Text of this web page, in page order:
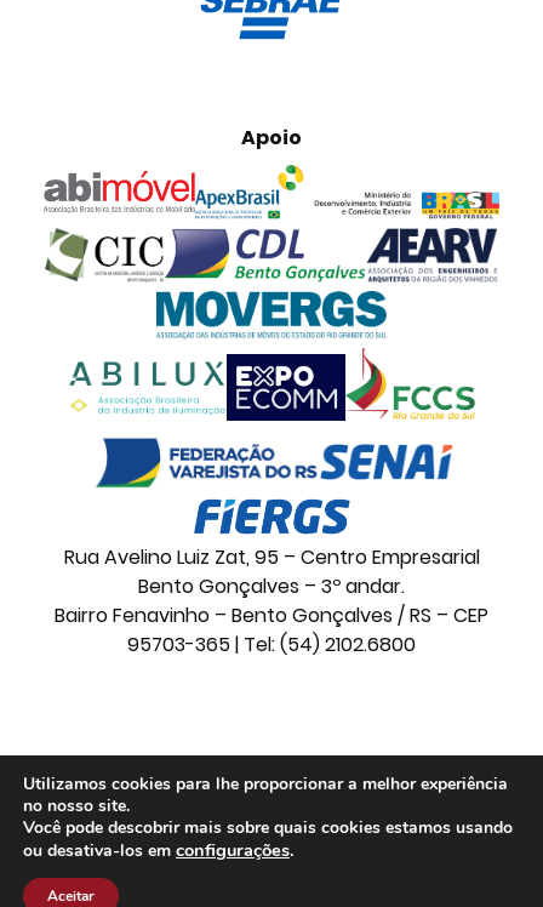
Apoio
Rua Avelino Luiz Zat, 95 – Centro Empresarial
Bento Gonçalves – 3º andar.
Bairro Fenavinho – Bento Gonçalves / RS – CEP
95703-365 | Tel: (54) 2102.6800
© 2026 Movelsul. Todos os direitos reservados.
Utilizamos cookies para lhe proporcionar a melhor experiência
no nosso site.
Você pode descobrir mais sobre quais cookies estamos usando
ou desativa-los em configurações.
Aceitar